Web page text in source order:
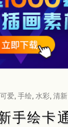
可爱, 手绘, 水彩, 清新
手绘卡